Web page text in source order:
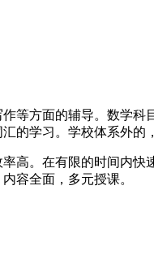
等方面的辅导。数学
的学习。学校体系外的
高。在有限的时间内
容全面，多元授课。